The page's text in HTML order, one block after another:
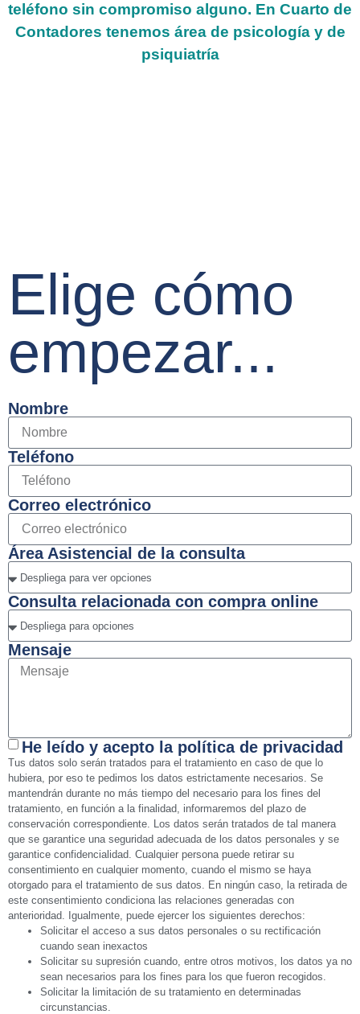
teléfono sin compromiso alguno. En Cuarto de
Contadores tenemos área de psicología y de
psiquiatría
Elige cómo
empezar...
Nombre
Teléfono
Correo electrónico
Área Asistencial de la consulta
Consulta relacionada con compra online
Mensaje
He leído y acepto la política de privacidad
Tus datos solo serán tratados para el tratamiento en caso de que lo
hubiera, por eso te pedimos los datos estrictamente necesarios. Se
mantendrán durante no más tiempo del necesario para los fines del
tratamiento, en función a la finalidad, informaremos del plazo de
conservación correspondiente. Los datos serán tratados de tal manera
que se garantice una seguridad adecuada de los datos personales y se
garantice confidencialidad. Cualquier persona puede retirar su
consentimiento en cualquier momento, cuando el mismo se haya
otorgado para el tratamiento de sus datos. En ningún caso, la retirada de
este consentimiento condiciona las relaciones generadas con
anterioridad. Igualmente, puede ejercer los siguientes derechos:
Solicitar el acceso a sus datos personales o su rectificación
cuando sean inexactos
Solicitar su supresión cuando, entre otros motivos, los datos ya no
sean necesarios para los fines para los que fueron recogidos.
Solicitar la limitación de su tratamiento en determinadas
circunstancias.